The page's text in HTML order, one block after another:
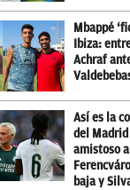
Mbappé
Ibiza:
Achraf
Así es la
del Madrid
amistoso
baja y